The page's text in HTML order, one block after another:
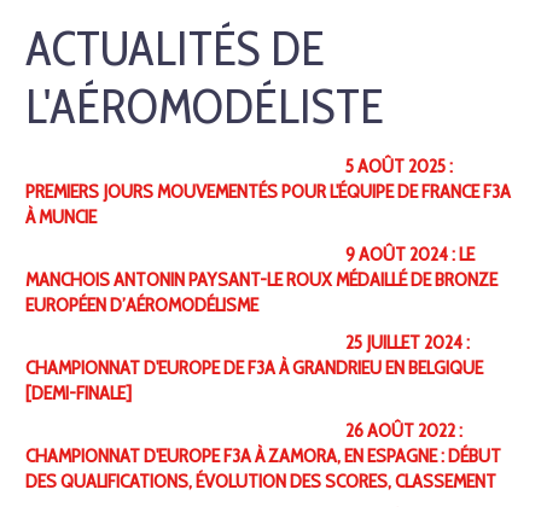
ACTUALITÉS DE
L'AÉROMODÉLISTE
5 AOÛT 2025 :
PREMIERS JOURS MOUVEMENTÉS POUR L'ÉQUIPE DE FRANCE F3A
À MUNCIE
9 AOÛT 2024 : LE
MANCHOIS ANTONIN PAYSANT-LE ROUX MÉDAILLÉ DE BRONZE
EUROPÉEN D’AÉROMODÉLISME
25 JUILLET 2024 :
CHAMPIONNAT D'EUROPE DE F3A À GRANDRIEU EN BELGIQUE
[DEMI-FINALE]
26 AOÛT 2022 :
CHAMPIONNAT D'EUROPE F3A À ZAMORA, EN ESPAGNE : DÉBUT
DES QUALIFICATIONS, ÉVOLUTION DES SCORES, CLASSEMENT